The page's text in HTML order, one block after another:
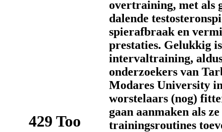
overtraining, met als
dalende
spierafbraak en
prestaties. Gelukkig
intervaltraining,
onderzoekers van
Modares University
worstelaars (nog)
gaan aanmaken als
trainingsroutines